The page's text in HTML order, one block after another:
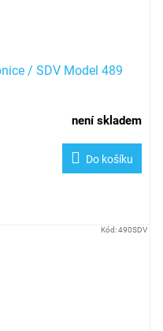
/ SDV Model 489
není skladem
Do košíku
Kód:490SDV